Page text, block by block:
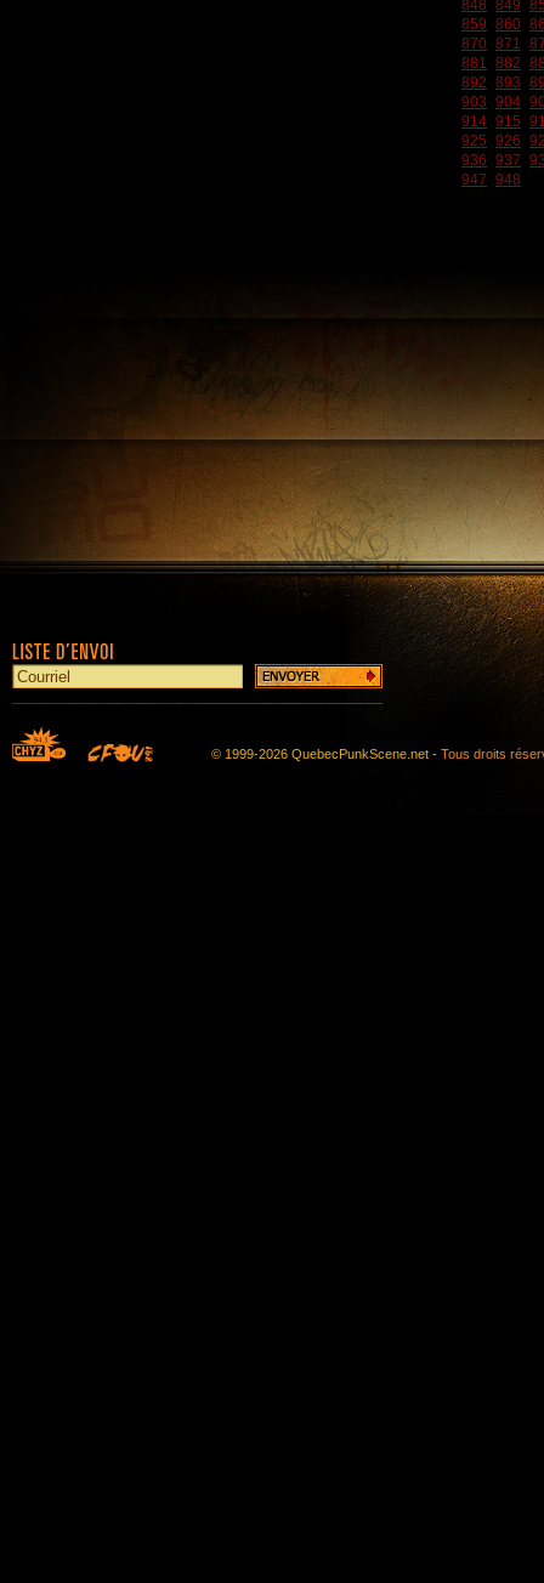
848 849
859 860
870 871
881 882
892 893
903 904
914 915
925 926
936 937
947 948
© 1999-2026 QuebecPunkScene.net - Tous droits